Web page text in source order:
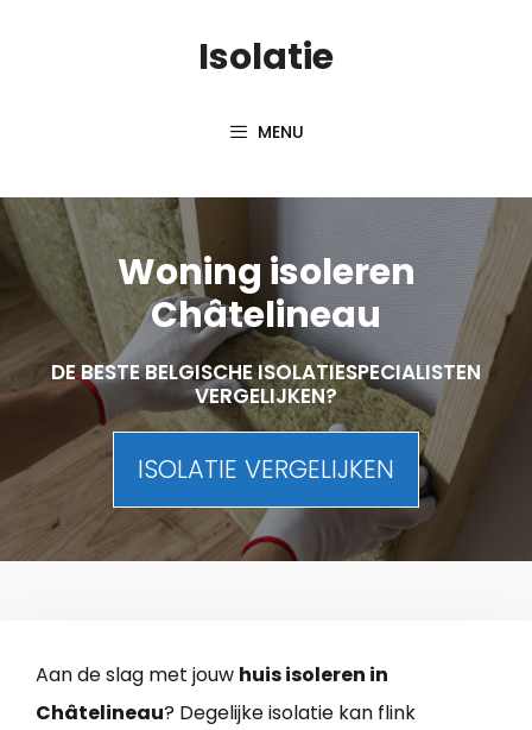
Isolatie
MENU
Woning isoleren
Châtelineau
DE BESTE BELGISCHE ISOLATIESPECIALISTEN
VERGELIJKEN?
ISOLATIE VERGELIJKEN
Aan de slag met jouw huis isoleren in
Châtelineau? Degelijke isolatie kan flink